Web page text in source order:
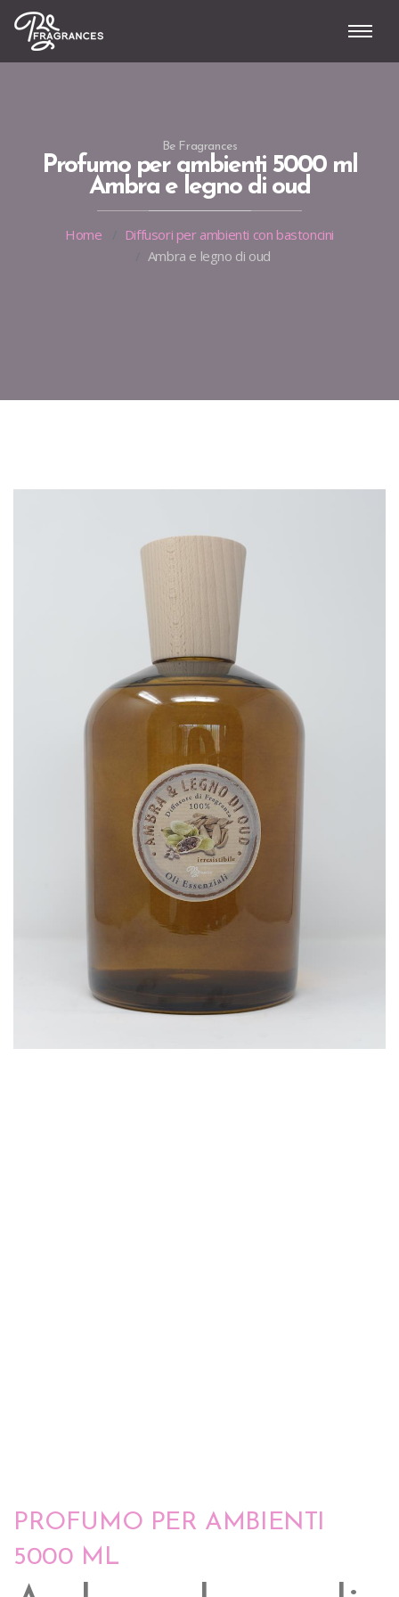
Be Fragrances
Profumo per ambienti 5000 ml
Ambra e legno di oud
Home
Diffusori per ambienti con bastoncini
Ambra e legno di oud
PROFUMO PER AMBIENTI
5000 ML